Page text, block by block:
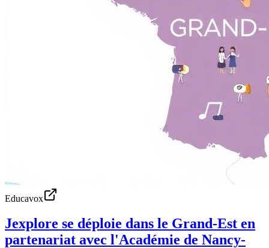
Educavox
Jexplore se déploie dans le Grand-Est en
partenariat avec l'Académie de Nancy-